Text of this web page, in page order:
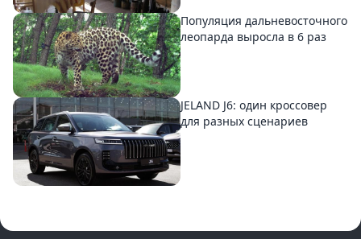
Популяция дальневосточного
леопарда выросла в 6 раз
JELAND J6: один кроссовер
для разных сценариев